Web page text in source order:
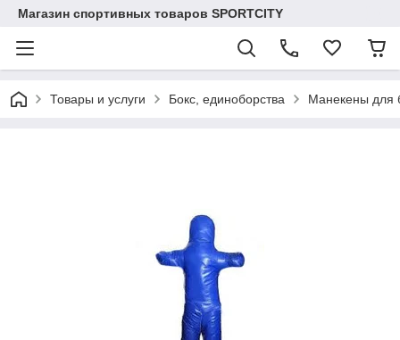
Магазин спортивных товаров SPORTCITY
Товары и услуги Бокс, единоборства Манекены для